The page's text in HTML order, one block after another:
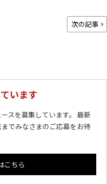
次の記事
います
スを募集しています。 最新
でみなさまのご応募をお待
こちら